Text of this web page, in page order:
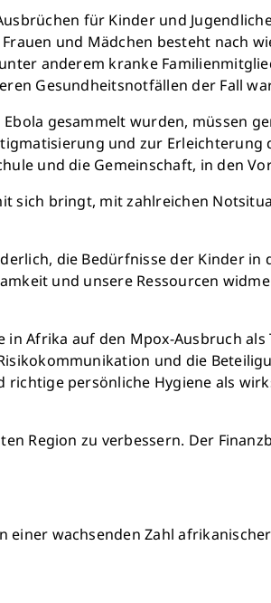
für Kinder und
und Mädchen besteht nach
anderem kranke
Gesundheitsnotfällen der Fall
gesammelt wurden, müssen
und zur
und die Gemeinschaft, in den
sich bringt, mit zahlreichen
die Bedürfnisse der Kinder
und unsere Ressourcen
Afrika auf den Mpox-Ausbruch
und die
persönliche Hygiene als
Region zu verbessern. Der
einer wachsenden Zahl